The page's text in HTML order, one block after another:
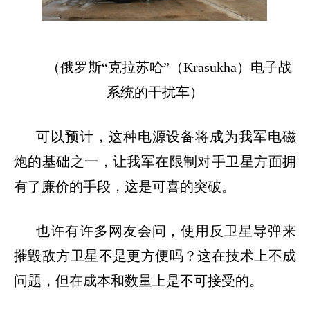
（俄罗斯“克拉苏哈” （Krasukha）电子战
系统的干扰车）
可以预计，这种电源设备将成为我军电磁
炮的基础之一，让我军在限制对手卫星方面拥
有了廉价的手段，这是可喜的突破。
也许有许多网友会问，使用反卫星导弹来
摧毁敌方卫星不是更方便吗？这在技术上不成
问题，但在成本和数量上是不可接受的。